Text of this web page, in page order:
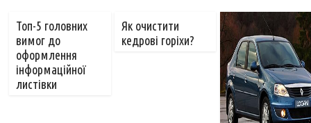
Топ-5 головних
вимог до
оформлення
інформаційної
листівки
Як очистити
кедрові горіхи?